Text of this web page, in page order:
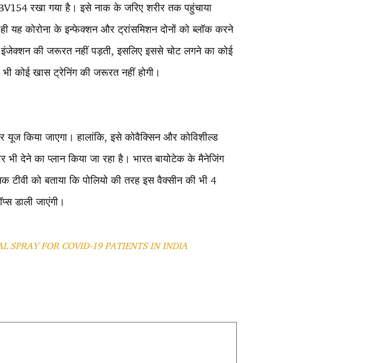
रखा गया है। इसे नाक के जरिए शरीर तक पहुंचाया
यह कोरोना के इन्फेक्शन और ट्रांसमिशन दोनों को ब्लॉक करने
की जरूरत नहीं पड़ती, इसलिए इससे चोट लगने का कोई
कोई खास ट्रेनिंग की जरूरत नहीं होगी।
यूज किया जाएगा। हालांकि, इसे कोवैक्सिन और कोविशील्ड
देने का प्लान किया जा रहा है। भारत बायोटेक के मैनेजिंग
टीवी को बताया कि पोलियो की तरह इस वैक्सीन की भी 4
डाली जाएंगी।
SPRAY FOR COVID-19 PATIENTS IN INDIA